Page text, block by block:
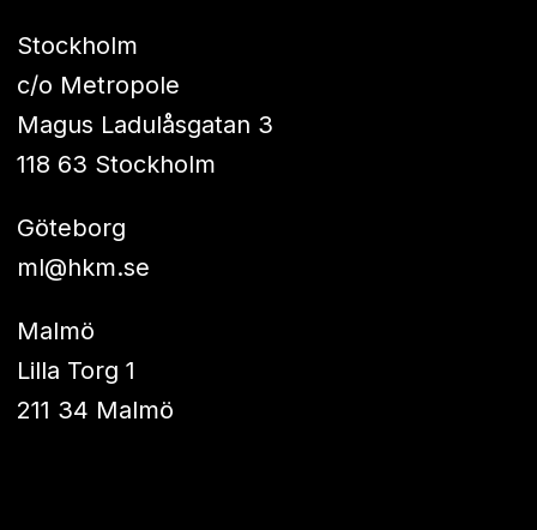
Stockholm
c/o Metropole
Magus Ladulåsgatan 3
118 63 Stockholm
Göteborg
ml@hkm.se
Malmö
Lilla Torg 1
211 34 Malmö